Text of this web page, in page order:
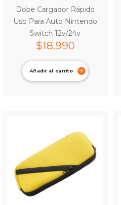
Dobe Cargador Rápido
Usb Para Auto Nintendo
Switch 12v/24v
$18.990
Añadir al carrito